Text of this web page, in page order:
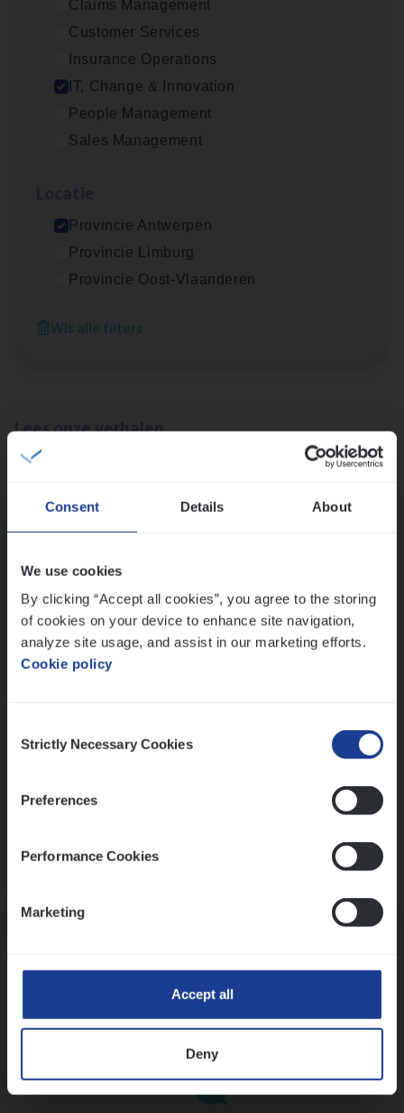
Consent Details About
We use cookies
By clicking “Accept all cookies”, you agree to the storing
of cookies on your device to enhance site navigation,
analyze site usage, and assist in our marketing efforts.
Cookie policy
Selection
Strictly Necessary Cookies
Preferences
Performance Cookies
Marketing
Accept all
Deny
Claims Management
Customer Services
Insurance Operations
IT, Change & Innovation
People Management
Sales Management
Provincie Antwerpen
Provincie Limburg
Provincie Oost-Vlaanderen
Wis alle filters
IT, Change & Innovation
Antwerpen
Busi­ness Analyst
(Agi­le)ITPro­ject Manager
Antwerpen
Lees onze verhalen
Meer dan collega’s: hoe Julie en Aurélie elkaar
Mathias houdt van diepgaande dossiers én droge
humor
werk
Ons sollicitatieproces
Assessment